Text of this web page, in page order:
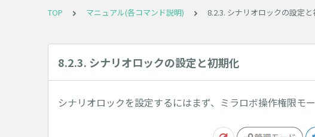
TOP マニュアル(各コマンド説明) 8.2.3. シナリオロックの設定
8.2.3. シナリオロックの設定と初期化
シナリオロックを設定するにはまず、ミラロボ操作権限モ